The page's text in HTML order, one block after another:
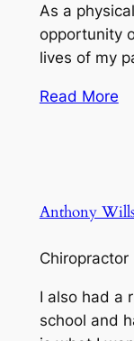
As a
opportunity
lives of my
Read More
Anthony Wills
Chiropractor
I also had a
school and